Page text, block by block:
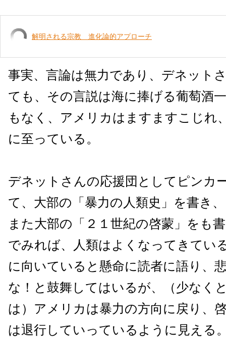
解明される宗教 進化論的アプローチ
事実、言論は無力であり、デネット
ても、その言説は海に捧げる葡萄酒
もなく、アメリカはますますこじれ
に至っている。
デネットさんの応援団としてピンカ
て、大部の「暴力の人類史」を書き
また大部の「２１世紀の啓蒙」をも
でみれば、人類はよくなってきてい
に向いていると懸命に読者に語り、
な！と鼓舞してはいるが、（少なく
は）アメリカは暴力の方向に戻り、
は退行していっているように見える